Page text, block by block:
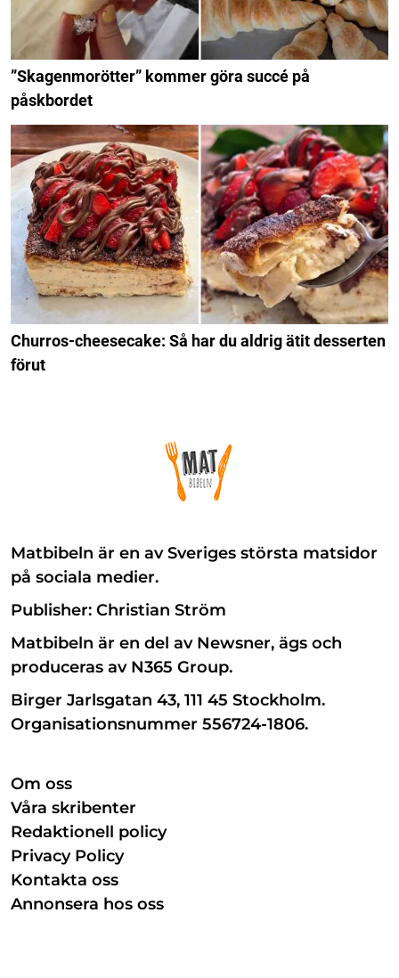
”Skagenmorötter” kommer göra succé på
påskbordet
Churros-cheesecake: Så har du aldrig ätit desserten
förut
Matbibeln är en av Sveriges största matsidor
på sociala medier.
Publisher: Christian Ström
Matbibeln är en del av Newsner, ägs och
produceras av N365 Group.
Birger Jarlsgatan 43, 111 45 Stockholm.
Organisationsnummer 556724-1806.
Om oss
Våra skribenter
Redaktionell policy
Privacy Policy
Kontakta oss
Annonsera hos oss